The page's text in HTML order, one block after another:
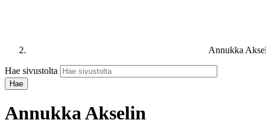
Annukka
Hae sivustolta
Annukka Akselin